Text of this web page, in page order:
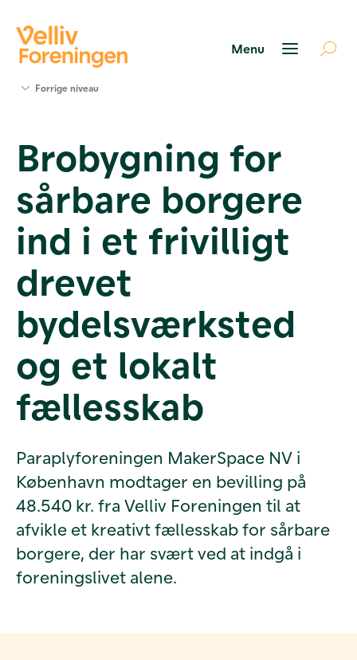
Værktøjer
og viden
Om Velliv
Foreningen
os
Forrige niveau
Brobygning for
sårbare borgere
ind i et frivilligt
drevet
bydelsværksted
og et lokalt
fællesskab
Paraplyforeningen MakerSpace NV i
København modtager en bevilling på
48.540 kr. fra Velliv Foreningen til at
afvikle et kreativt fællesskab for sårbare
borgere, der har svært ved at indgå i
foreningslivet alene.